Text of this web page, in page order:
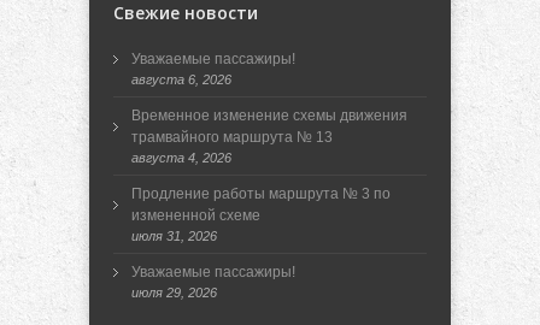
Свежие новости
Уважаемые пассажиры!
августа 6, 2026
Временное изменение схемы движения
трамвайного маршрута № 13
августа 4, 2026
Продление работы маршрута № 3 по
измененной схеме
июля 31, 2026
Уважаемые пассажиры!
июля 29, 2026